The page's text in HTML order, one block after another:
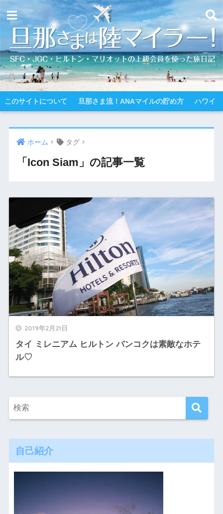
このサイトについて 旦那さま流！ANAマイルの貯め方 ハワイ
ホーム タグ
「Icon Siam」の記事一覧
2019年2月21日
タイ ミレニアム ヒルトン バンコクは素敵なホテ
ル♡
自己紹介